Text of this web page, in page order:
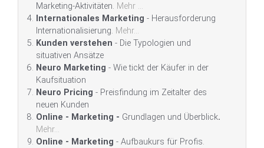
Marketing-Aktivitäten. Mehr ...
Internationales Marketing - Herausforderung
Internationalisierung. Mehr...
Kunden verstehen - Die Typologien und
situativen Ansätze
Neuro Marketing - Wie tickt der Käufer in der
Kaufsituation
Neuro Pricing - Preisfindung im Zeitalter des
neuen Kunden
Online - Marketing - Grundlagen und Überblick.
Mehr...
Online - Marketing - Aufbaukurs für Profis.